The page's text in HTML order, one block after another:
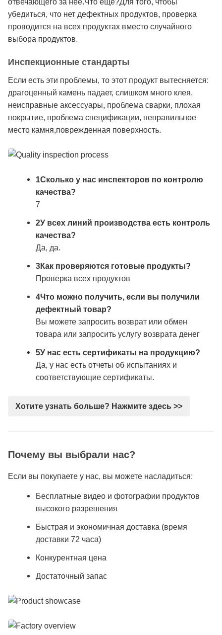
убедиться, что нет дефектных продуктов, проверка
проводится на всех продуктах вместо случайного
выбора продуктов.
Инспекционные стандарты
Если есть эти проблемы, то этот продукт вытесняется:
драгоценный камень падает, слишком много клея,
неисправные аксессуары, проблема сварки, плохая
покрытие, проблема спецификации, неправильное
место камня,поврежденная поверхность.
1Сколько у нас инспекторов по контролю
качества?
7
2У всех линий производства есть контроль
качества?
Да, да.
3Как проверяются готовые продукты?
Проверка всех продуктов
4Что можно получить, если вы получили
дефектный товар?
Вы можете запросить возврат или обмен
товара или запросить услугу возврата денег
5У нас есть сертификаты на продукцию?
Да, у нас есть отчеты об испытаниях и
соответствующие сертификаты.
Хотите узнать больше? Нажмите здесь >>
Почему вы выбрали нас?
Если вы покупаете у нас, вы можете насладиться:
Бесплатные видео и фотографии продуктов
высокого разрешения
Быстрая и экономичная доставка (время
доставки 72 часа)
Конкурентная цена
Достаточный запас